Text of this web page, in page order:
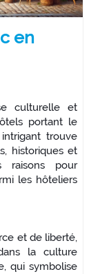
en
culturelle et
portant le
trouve
historiques et
raisons pour
les hôteliers
et de liberté,
la culture
qui symbolise